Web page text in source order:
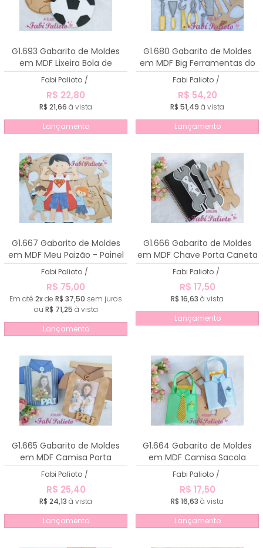
G1.693 Gabarito de Moldes
em MDF Lixeira Bola de
Futebol
Fabi Palioto /
R$ 22,80
R$ 21,66 à vista
Lançamento
G1.680 Gabarito de Moldes
em MDF Big Ferramentas do
Papai
Fabi Palioto /
R$ 54,20
R$ 51,49 à vista
Lançamento
G1.667 Gabarito de Moldes
em MDF Meu Paizão - Painel
Fabi Palioto /
R$ 75,00
Em até 2xde R$ 37,50 sem juros
ou R$ 71,25 à vista
Lançamento
G1.666 Gabarito de Moldes
em MDF Chave Porta Caneta
Fabi Palioto /
R$ 17,50
R$ 16,63 à vista
Lançamento
G1.665 Gabarito de Moldes
em MDF Camisa Porta
Retrato
Fabi Palioto /
R$ 25,40
R$ 24,13 à vista
Lançamento
G1.664 Gabarito de Moldes
em MDF Camisa Sacola
Fabi Palioto /
R$ 17,50
R$ 16,63 à vista
Lançamento